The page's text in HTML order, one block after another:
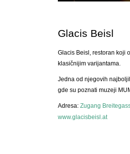
Glacis Beisl
Glacis Beisl, restoran koji
klasičnijim varijantama.
Jedna od njegovih
gde su poznati muzeji
Adresa: Zugang
www.glacisbeisl.at